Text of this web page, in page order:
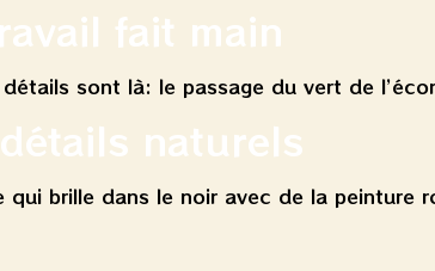
fait main
sont là: le passage du vert de
naturels
qui brille dans le noir avec de la peinture